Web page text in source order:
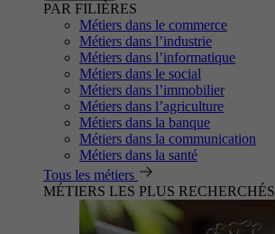
PAR FILIÈRES
Métiers dans le commerce
Métiers dans l’industrie
Métiers dans l’informatique
Métiers dans le social
Métiers dans l’immobilier
Métiers dans l’agriculture
Métiers dans la banque
Métiers dans la communication
Métiers dans la santé
Tous les métiers
MÉTIERS LES PLUS RECHERCHÉS